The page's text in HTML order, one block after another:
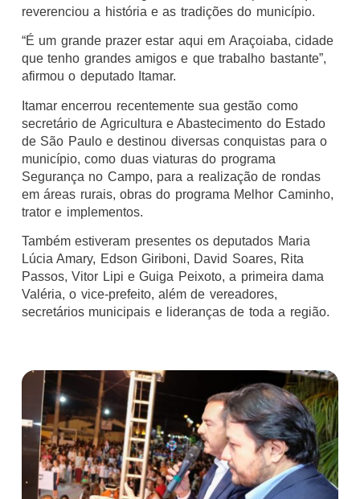
reverenciou a história e as tradições do município.
“É um grande prazer estar aqui em Araçoiaba, cidade
que tenho grandes amigos e que trabalho bastante”,
afirmou o deputado Itamar.
Itamar encerrou recentemente sua gestão como
secretário de Agricultura e Abastecimento do Estado
de São Paulo e destinou diversas conquistas para o
município, como duas viaturas do programa
Segurança no Campo, para a realização de rondas
em áreas rurais, obras do programa Melhor Caminho,
trator e implementos.
Também estiveram presentes os deputados Maria
Lúcia Amary, Edson Giriboni, David Soares, Rita
Passos, Vitor Lipi e Guiga Peixoto, a primeira dama
Valéria, o vice-prefeito, além de vereadores,
secretários municipais e lideranças de toda a região.